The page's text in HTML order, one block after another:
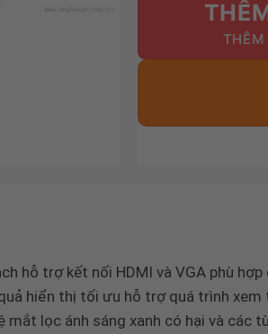
hỗ trợ kết nối HDMI và VGA phù
hiển thị tối ưu hỗ trợ quá trình xem
mắt lọc ánh sáng xanh có hại và các